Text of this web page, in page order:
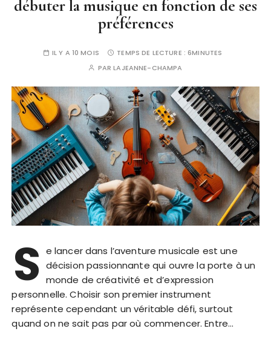
débuter la musique en fonction de ses
préférences
IL Y A 10 MOIS TEMPS DE LECTURE :6MINUTES
PARLAJEANNE-CHAMPA
S e lancer dans l’aventure musicale est une
décision passionnante qui ouvre la porte à un
monde de créativité et d’expression
personnelle. Choisir son premier instrument
représente cependant un véritable défi, surtout
quand on ne sait pas par où commencer. Entre…